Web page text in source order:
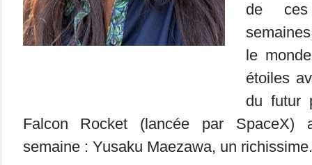
de ces
le
étoiles
du futur
Falcon Rocket (lancée par SpaceX)
semaine : Yusaku Maezawa, un